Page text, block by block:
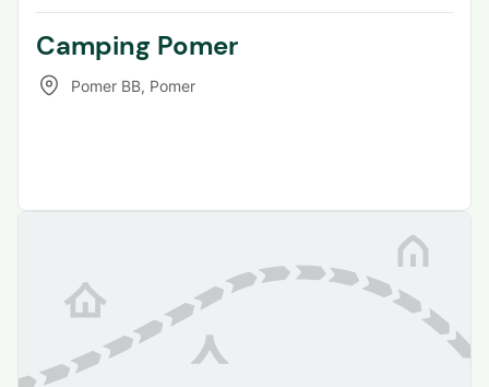
Camping Pomer
Pomer BB, Pomer